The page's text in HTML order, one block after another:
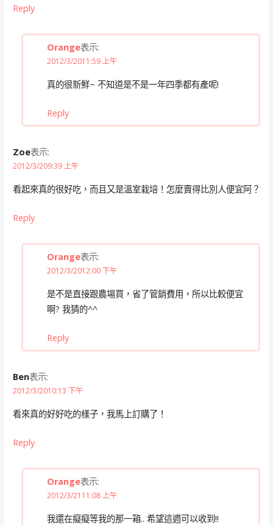
Reply
Orange表示:
2012/3/2011:59 上午
真的很新鮮~ 不知道是不是一年四季都有產呢!
Reply
Zoe表示:
2012/3/209:39 上午
看起來真的很好吃，而且又是溫室栽培！怎麼賣得比別人便宜阿？
Reply
Orange表示:
2012/3/2012:00 下午
是不是直接跟農場買，省了管銷費用，所以比較便宜
啊? 我猜的^^
Reply
Ben表示:
2012/3/2010:13 下午
看來真的好好吃的樣子，我馬上訂購了！
Reply
Orange表示:
2012/3/2111:08 上午
我還在癡癡等我的那一箱.. 希望這週可以收到!!